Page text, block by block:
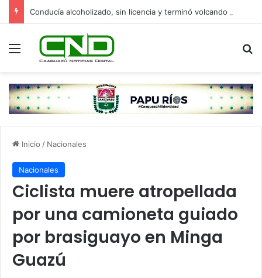
Menú
Inicio / Nacionales
Nacionales
Ciclista muere atropellada
por una camioneta guiado
por brasiguayo en Minga
Guazú